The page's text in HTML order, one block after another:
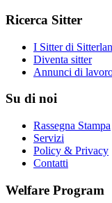
Ricerca Sitter
I Sitter di
Diventa sitter
Annunci di
Su di noi
Rassegna Stampa
Servizi
Policy & Privacy
Contatti
Welfare Program